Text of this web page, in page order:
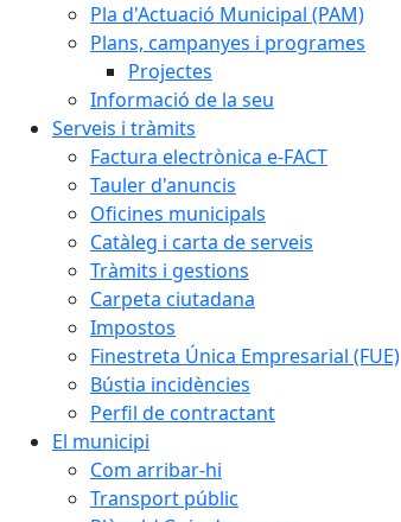
Pla d'Actuació Municipal (PAM)
Plans, campanyes i programes
Projectes
Informació de la seu
Serveis i tràmits
Factura electrònica e-FACT
Tauler d'anuncis
Oficines municipals
Catàleg i carta de serveis
Tràmits i gestions
Carpeta ciutadana
Impostos
Finestreta Única Empresarial (FUE)
Bústia incidències
Perfil de contractant
El municipi
Com arribar-hi
Transport públic